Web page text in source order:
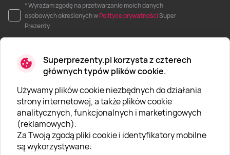
Superprezenty.pl korzysta z czterech
głównych typów plików cookie.
Używamy plików cookie niezbędnych do działania
strony internetowej, a także plików cookie
analitycznych, funkcjonalnych i marketingowych
(reklamowych).
Za Twoją zgodą pliki cookie i identyfikatory mobilne
są wykorzystywane:
* Wyrażam zgodę na przetwarzanie moich danych
osobowych określonych wPolityce prywatnościSuper
Prezenty.
O SUPERPREZENTY
O nas
Aktualności
Kariera w Super Prezentach